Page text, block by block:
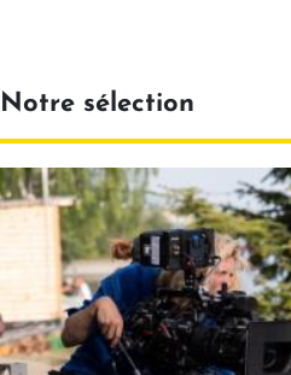
Notre sélection